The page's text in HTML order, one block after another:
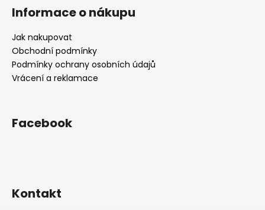
Informace o nákupu
Jak nakupovat
Obchodní podmínky
Podmínky ochrany osobních údajů
Vrácení a reklamace
Facebook
Kontakt